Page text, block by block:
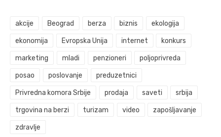
akcije Beograd berza biznis ekologija
ekonomija Evropska Unija internet konkurs
marketing mladi penzioneri poljoprivreda
posao poslovanje preduzetnici
Privredna komora Srbije prodaja saveti srbija
trgovina na berzi turizam video zapošljavanje
zdravlje